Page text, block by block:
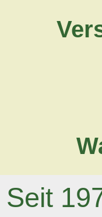
Seit